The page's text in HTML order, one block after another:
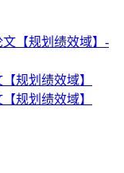
规划绩效域】
规划绩效域】